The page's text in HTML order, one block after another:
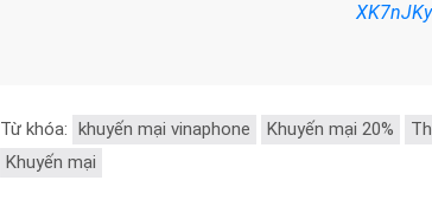
Từ khóa: khuyến mại vinaphone Khuyến mại 20%
Khuyến mại